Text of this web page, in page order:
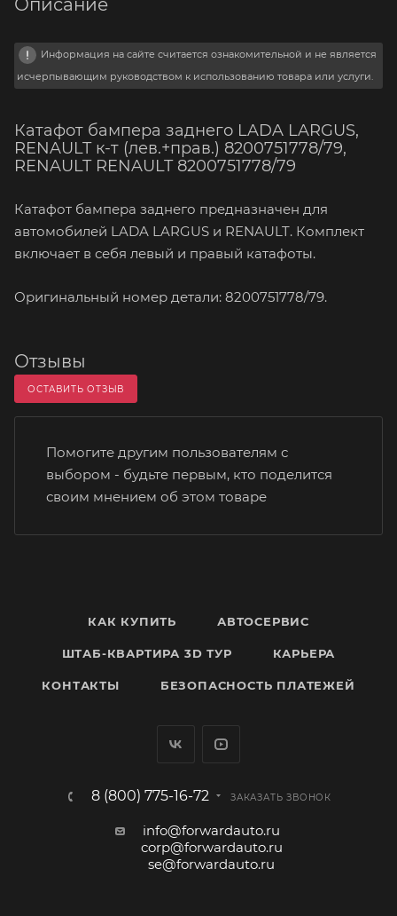
Информация на сайте считается ознакомительной и не является
исчерпывающим руководством к использованию товара или услуги.
Катафот бампера заднего LADA LARGUS,
RENAULT к-т (лев.+прав.) 8200751778/79,
RENAULT RENAULT 8200751778/79
Катафот бампера заднего предназначен для
автомобилей LADA LARGUS и RENAULT. Комплект
включает в себя левый и правый катафоты.
Оригинальный номер детали: 8200751778/79.
Отзывы
ОСТАВИТЬ ОТЗЫВ
Помогите другим пользователям с
выбором - будьте первым, кто поделится
своим мнением об этом товаре
КАК КУПИТЬ АВТОСЕРВИС
ШТАБ-КВАРТИРА 3D ТУР КАРЬЕРА
КОНТАКТЫ БЕЗОПАСНОСТЬ ПЛАТЕЖЕЙ
8 (800) 775-16-72 ЗАКАЗАТЬ ЗВОНОК
info@forwardauto.ru
corp@forwardauto.ru
se@forwardauto.ru